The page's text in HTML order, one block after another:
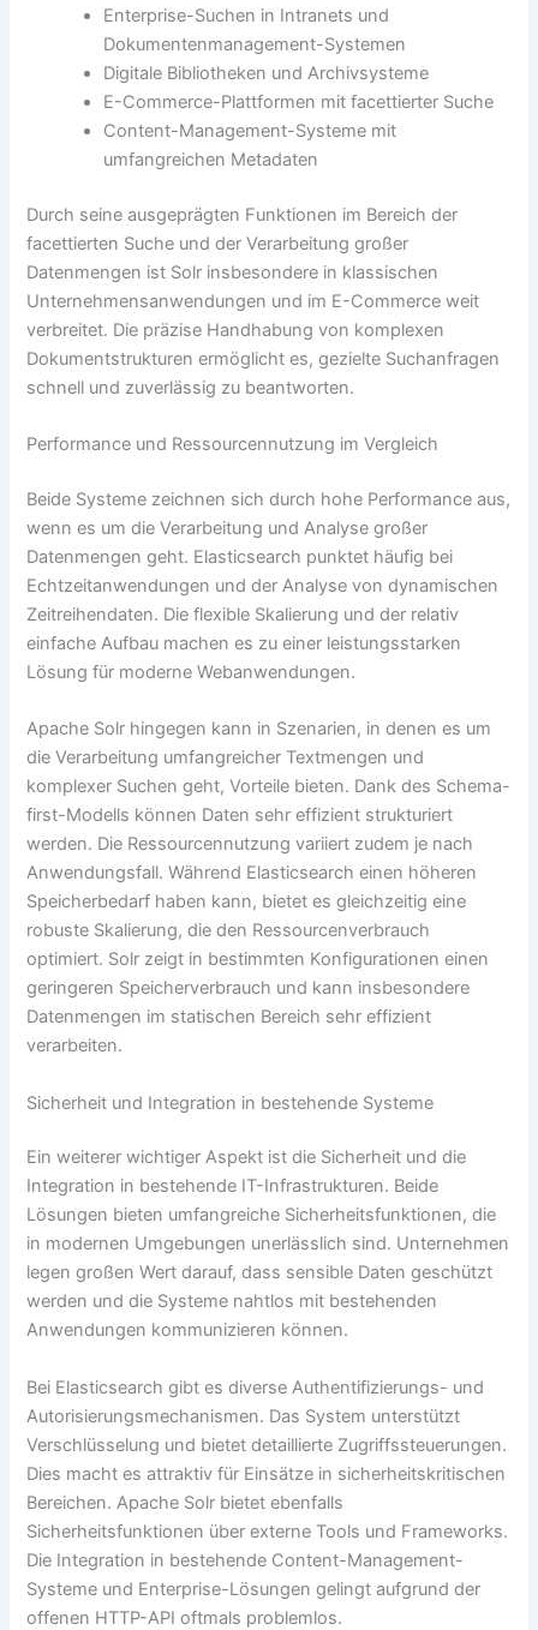
Enterprise-Suchen in Intranets und
Dokumentenmanagement-Systemen
Digitale Bibliotheken und Archivsysteme
E-Commerce-Plattformen mit facettierter Suche
Content-Management-Systeme mit
umfangreichen Metadaten
Durch seine ausgeprägten Funktionen im Bereich der
facettierten Suche und der Verarbeitung großer
Datenmengen ist Solr insbesondere in klassischen
Unternehmensanwendungen und im E-Commerce weit
verbreitet. Die präzise Handhabung von komplexen
Dokumentstrukturen ermöglicht es, gezielte Suchanfragen
schnell und zuverlässig zu beantworten.
Performance und Ressourcennutzung im Vergleich
Beide Systeme zeichnen sich durch hohe Performance aus,
wenn es um die Verarbeitung und Analyse großer
Datenmengen geht. Elasticsearch punktet häufig bei
Echtzeitanwendungen und der Analyse von dynamischen
Zeitreihendaten. Die flexible Skalierung und der relativ
einfache Aufbau machen es zu einer leistungsstarken
Lösung für moderne Webanwendungen.
Apache Solr hingegen kann in Szenarien, in denen es um
die Verarbeitung umfangreicher Textmengen und
komplexer Suchen geht, Vorteile bieten. Dank des Schema-
first-Modells können Daten sehr effizient strukturiert
werden. Die Ressourcennutzung variiert zudem je nach
Anwendungsfall. Während Elasticsearch einen höheren
Speicherbedarf haben kann, bietet es gleichzeitig eine
robuste Skalierung, die den Ressourcenverbrauch
optimiert. Solr zeigt in bestimmten Konfigurationen einen
geringeren Speicherverbrauch und kann insbesondere
Datenmengen im statischen Bereich sehr effizient
verarbeiten.
Sicherheit und Integration in bestehende Systeme
Ein weiterer wichtiger Aspekt ist die Sicherheit und die
Integration in bestehende IT-Infrastrukturen. Beide
Lösungen bieten umfangreiche Sicherheitsfunktionen, die
in modernen Umgebungen unerlässlich sind. Unternehmen
legen großen Wert darauf, dass sensible Daten geschützt
werden und die Systeme nahtlos mit bestehenden
Anwendungen kommunizieren können.
Bei Elasticsearch gibt es diverse Authentifizierungs- und
Autorisierungsmechanismen. Das System unterstützt
Verschlüsselung und bietet detaillierte Zugriffssteuerungen.
Dies macht es attraktiv für Einsätze in sicherheitskritischen
Bereichen. Apache Solr bietet ebenfalls
Sicherheitsfunktionen über externe Tools und Frameworks.
Die Integration in bestehende Content-Management-
Systeme und Enterprise-Lösungen gelingt aufgrund der
offenen HTTP-API oftmals problemlos.